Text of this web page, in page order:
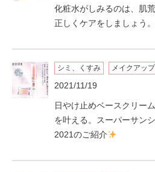
化粧水がしみるのは、肌
正しくケアをしましょう。
シミ、くすみ メイクアップ
2021/11/19
日やけ止めベースクリー
を叶える。スーパーサン
2021のご紹介